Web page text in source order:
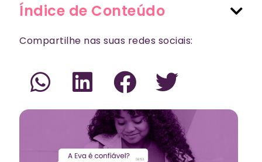
Índice de Conteúdo
Compartilhe nas suas redes sociais: